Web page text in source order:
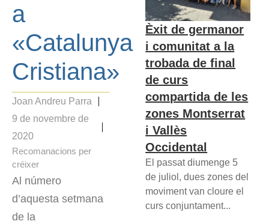
a
«Catalunya
Cristiana»
Joan Andreu Parra
9 de novembre de
2020
Recomanacions per
créixer
Al número
d’aquesta setmana
de la
Èxit de germanor
i comunitat a la
trobada de final
de curs
compartida de les
zones Montserrat
i Vallès
Occidental
El passat diumenge 5
de juliol, dues zones del
moviment van cloure el
curs conjuntament...